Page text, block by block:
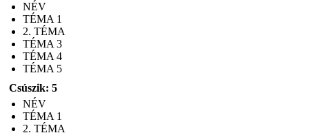
NÉV
TÉMA 1
2. TÉMA
TÉMA 3
TÉMA 4
TÉMA 5
Csúszik: 5
NÉV
TÉMA 1
2. TÉMA